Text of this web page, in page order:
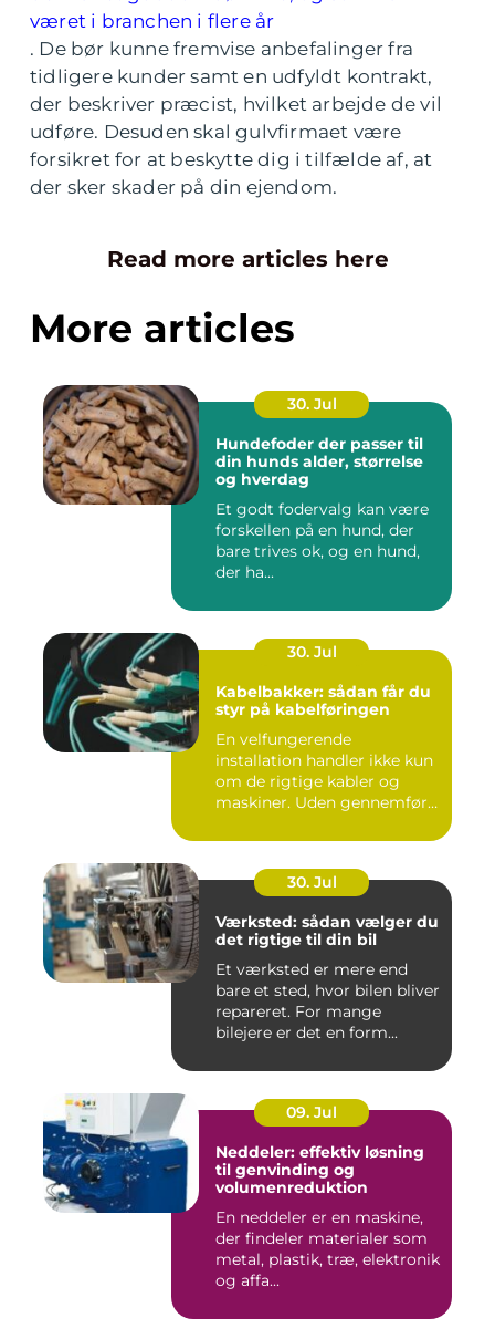
været i branchen i flere år
. De bør kunne fremvise anbefalinger fra
tidligere kunder samt en udfyldt kontrakt,
der beskriver præcist, hvilket arbejde de vil
udføre. Desuden skal gulvfirmaet være
forsikret for at beskytte dig i tilfælde af, at
der sker skader på din ejendom.
Read more articles here
More articles
30. Jul
Hundefoder der passer til
din hunds alder, størrelse
og hverdag
Et godt fodervalg kan være
forskellen på en hund, der
bare trives ok, og en hund,
der ha...
30. Jul
Kabelbakker: sådan får du
styr på kabelføringen
En velfungerende
installation handler ikke kun
om de rigtige kabler og
maskiner. Uden gennemført
30. Jul
Værksted: sådan vælger du
det rigtige til din bil
Et værksted er mere end
bare et sted, hvor bilen bliver
repareret. For mange
bilejere er det en form...
09. Jul
Neddeler: effektiv løsning
til genvinding og
volumenreduktion
En neddeler er en maskine,
der findeler materialer som
metal, plastik, træ, elektronik
og affa...